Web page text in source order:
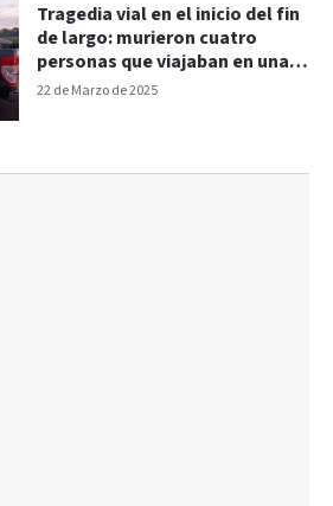
22 de Marzo de 2025
Tragedia vial en el inicio del fin
de largo: murieron cuatro
personas que viajaban en una
moto robada